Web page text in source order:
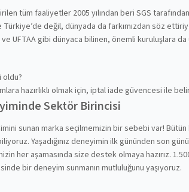
tüm faaliyetler 2005 yılından beri SGS
değil, dünyada da farkımızdan söz
ve UFTAA gibi dünyaca bilinen, önemli kuruluşlara
oldu?
hazırlıklı olmak için, iptal iade güvencesi ile
Sektör Birincisi
sunan marka seçilmemizin bir sebebi var!
biliyoruz. Yaşadığınız deneyimin ilk gününden son
her aşamasında size destek olmaya hazırız.
bir deneyim sunmanın mutluluğunu yaşıyoruz.